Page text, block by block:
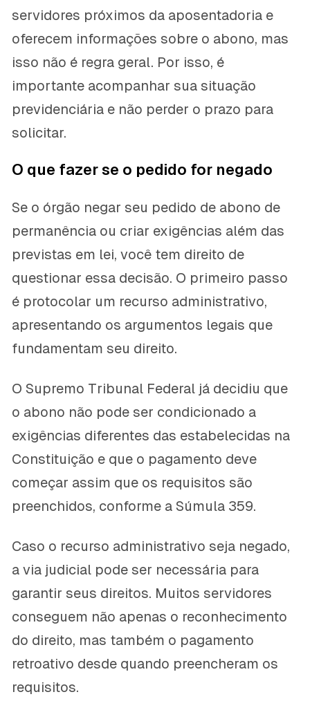
servidores próximos da aposentadoria e
oferecem informações sobre o abono, mas
isso não é regra geral. Por isso, é
importante acompanhar sua situação
previdenciária e não perder o prazo para
solicitar.
O que fazer se o pedido for negado
Se o órgão negar seu pedido de abono de
permanência ou criar exigências além das
previstas em lei, você tem direito de
questionar essa decisão. O primeiro passo
é protocolar um recurso administrativo,
apresentando os argumentos legais que
fundamentam seu direito.
O Supremo Tribunal Federal já decidiu que
o abono não pode ser condicionado a
exigências diferentes das estabelecidas na
Constituição e que o pagamento deve
começar assim que os requisitos são
preenchidos, conforme a Súmula 359.
Caso o recurso administrativo seja negado,
a via judicial pode ser necessária para
garantir seus direitos. Muitos servidores
conseguem não apenas o reconhecimento
do direito, mas também o pagamento
retroativo desde quando preencheram os
requisitos.